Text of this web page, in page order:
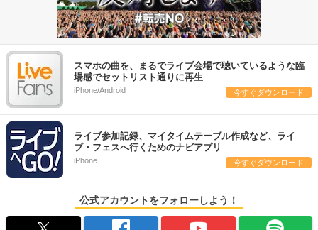
スマホの曲を、まるでライブ会場で聴いているような臨
場感でセットリスト通りに再生
iPhone/Android 今すぐダウンロード
ライブ参加記録、マイタイムテーブル作成など、ライ
ブ・フェスへ行くためのナビアプリ
iPhone 今すぐダウンロード
公式アカウントをフォローしよう！